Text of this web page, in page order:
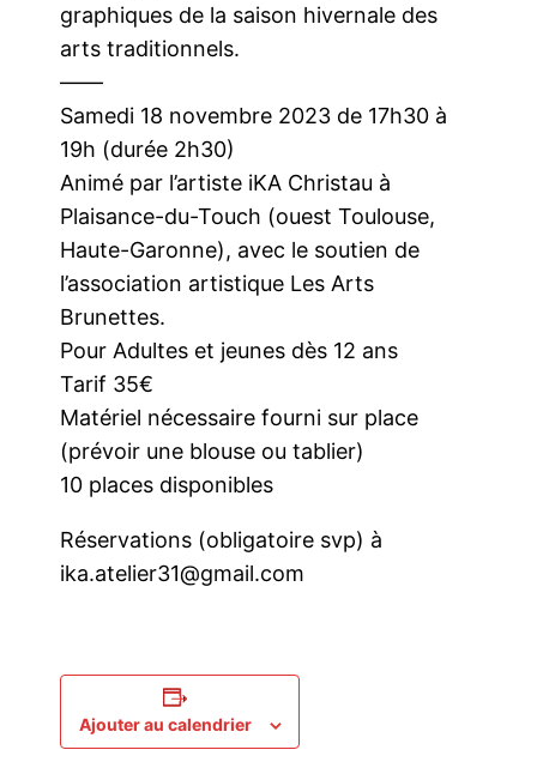
graphiques de la saison hivernale des
arts traditionnels.
——
Samedi 18 novembre 2023 de 17h30 à
19h (durée 2h30)
Animé par l’artiste iKA Christau à
Plaisance-du-Touch (ouest Toulouse,
Haute-Garonne), avec le soutien de
l’association artistique Les Arts
Brunettes.
Pour Adultes et jeunes dès 12 ans
Tarif 35€
Matériel nécessaire fourni sur place
(prévoir une blouse ou tablier)
10 places disponibles
Réservations (obligatoire svp) à
ika.atelier31@gmail.com
Ajouter au calendrier